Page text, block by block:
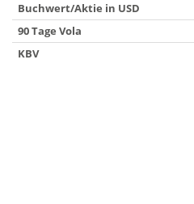
Buchwert/Aktie in USD
90 Tage Vola
KBV